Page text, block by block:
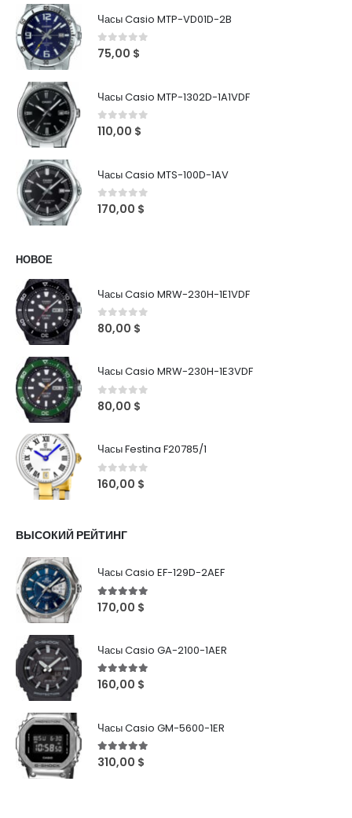
Часы Casio MTP-VD01D-2B
0out of 5
75,00 $
Часы Casio MTP-1302D-1A1VDF
0out of 5
110,00 $
Часы Casio MTS-100D-1AV
0out of 5
170,00 $
НОВОЕ
Часы Casio MRW-230H-1E1VDF
0out of 5
80,00 $
Часы Casio MRW-230H-1E3VDF
0out of 5
80,00 $
Часы Festina F20785/1
0out of 5
160,00 $
ВЫСОКИЙ РЕЙТИНГ
Часы Casio EF-129D-2AEF
5out of 5
170,00 $
Часы Casio GA-2100-1AER
5out of 5
160,00 $
Часы Casio GM-5600-1ER
5out of 5
310,00 $